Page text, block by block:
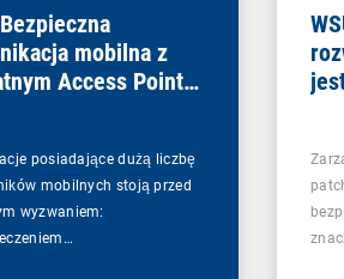
mobilna z
Access Point
posiadające dużą liczbę
mobilnych stoją przed
wyzwaniem: